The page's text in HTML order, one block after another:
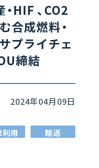
HIF 、CO2
合成燃料・
プライチェ
締結
2024年04月09日
利用 輸送